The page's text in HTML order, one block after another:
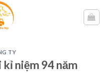
TY
niệm 94 năm